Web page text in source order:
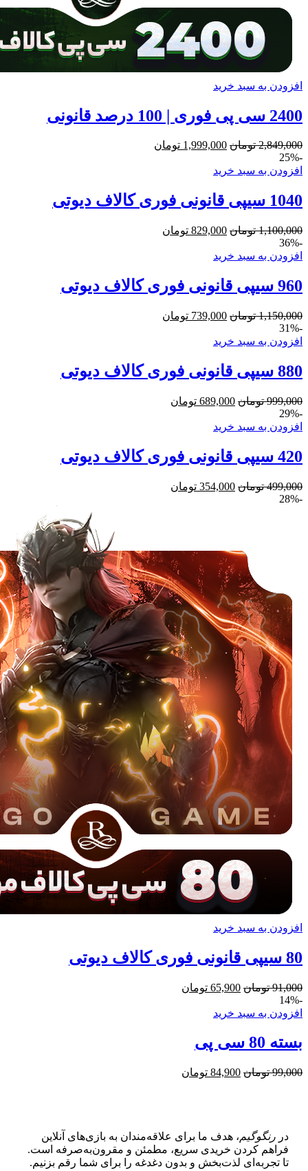
افزودن به سبد خرید
2400 سی پی فوری | 100 درصد قانونی
2,849,000 تومان 1,999,000 تومان
-25%
افزودن به سبد خرید
1040 سیپی قانونی فوری کالاف دیوتی
1,100,000 تومان 829,000 تومان
-36%
افزودن به سبد خرید
960 سیپی قانونی فوری کالاف دیوتی
1,150,000 تومان 739,000 تومان
-31%
افزودن به سبد خرید
880 سیپی قانونی فوری کالاف دیوتی
999,000 تومان 689,000 تومان
-29%
افزودن به سبد خرید
420 سیپی قانونی فوری کالاف دیوتی
499,000 تومان 354,000 تومان
-28%
افزودن به سبد خرید
80 سیپی قانونی فوری کالاف دیوتی
91,000 تومان 65,900 تومان
-14%
افزودن به سبد خرید
بسته 80 سی پی
99,000 تومان 84,900 تومان
در رنگوگیم، هدف ما برای علاقه‌مندان به بازی‌های آنلاین
فراهم کردن خریدی سریع، مطمئن و مقرون‌به‌صرفه است.
تا تجربه‌ای لذت‌بخش و بدون دغدغه را برای شما رقم بزنیم.